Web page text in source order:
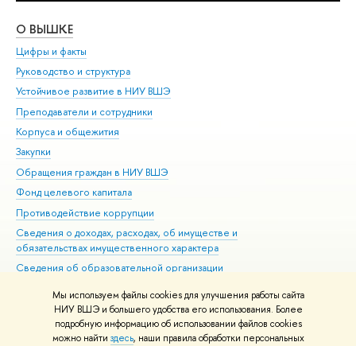
Мы используем файлы cookies для улучшения работы сайта
НИУ ВШЭ и большего удобства его использования. Более
подробную информацию об использовании файлов cookies
можно найти здесь, наши правила обработки персональных
О ВЫШКЕ
Цифры и факты
Руководство и структура
Устойчивое развитие в НИУ ВШЭ
Преподаватели и сотрудники
Корпуса и общежития
Закупки
Обращения граждан в НИУ ВШЭ
Фонд целевого капитала
Противодействие коррупции
Сведения о доходах, расходах, об имуществе и
обязательствах имущественного характера
Сведения об образовательной организации
Людям с ограниченными возможностями здоровья
Единая платежная страница
Работа в Вышке